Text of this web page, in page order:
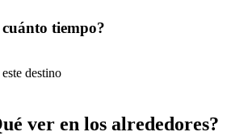
tiempo?
destino
ver en los alrededores?